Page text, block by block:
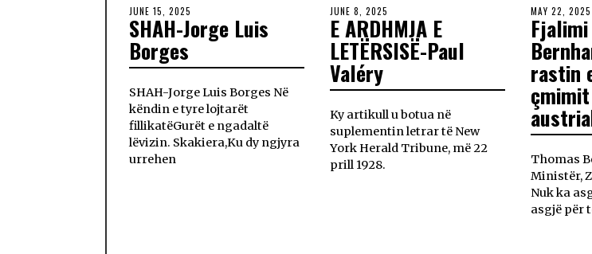
JUNE 15, 2025
SHAH-Jorge Luis
Borges
SHAH-Jorge Luis Borges Në
këndin e tyre lojtarët
fillikatëGurët e ngadaltë
lëvizin. Skakiera,Ku dy ngjyra
urrehen
JUNE 8, 2025
E ARDHMJA E
LETËRSISË-Paul
Valéry
Ky artikull u botua në
suplementin letrar të New
York Herald Tribune, më 22
prill 1928.
MAY 22, 2025
rastin
Thomas
Ministër,
Nuk ka
asgjë për